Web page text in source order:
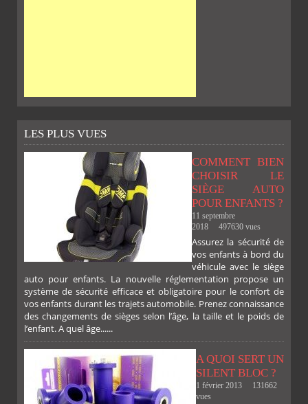
LES PLUS VUES
COMMENT BIEN
CHOISIR LE
SIÈGE AUTO
POUR ENFANTS ?
11 septembre
2018
497630 vues
Assurez la sécurité de
vos enfants à bord du
véhicule avec le siège
auto pour enfants. La nouvelle réglementation propose un
système de sécurité efficace et obligatoire pour le confort de
vos enfants durant les trajets automobile. Prenez connaissance
des changements de sièges selon l’âge, la taille et le poids de
l’enfant. A quel âge......
A QUOI SERT UN
SILENT BLOC ?
1 février 2013
131662
vues